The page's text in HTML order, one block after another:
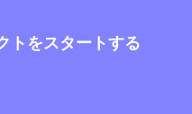
トをスタートする